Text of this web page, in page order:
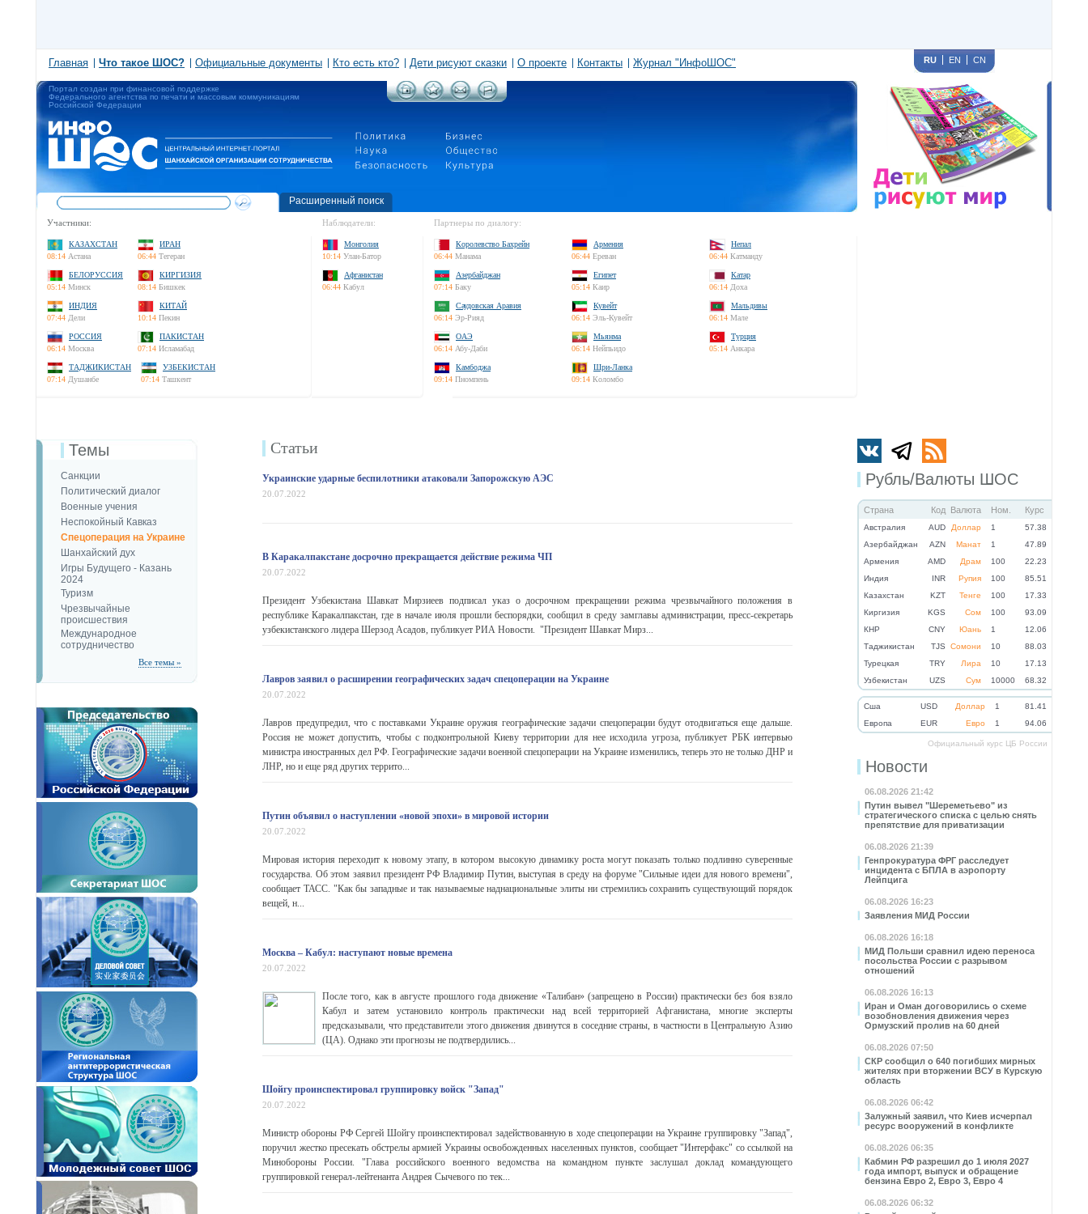
Главная Что такое ШОС? Официальные документы Кто есть кто? Дети рисуют сказки О проекте Контакты Журнал "ИнфоШОС" RU EN CN
Портал создан при финансовой поддержке
Федерального агентства по печати и массовым коммуникациям
Российской Федерации
Расширенный поиск
Участники:
КАЗАХСТАН
08:14 Астана
ИРАН
06:44 Тегеран
БЕЛОРУССИЯ
05:14 Минск
КИРГИЗИЯ
08:14 Бишкек
ИНДИЯ
07:44 Дели
КИТАЙ
10:14 Пекин
РОССИЯ
06:14 Москва
ПАКИСТАН
07:14 Исламабад
ТАДЖИКИСТАН
07:14 Душанбе
УЗБЕКИСТАН
07:14 Ташкент
Наблюдатели:
Монголия
10:14 Улан-Батор
Афганистан
06:44 Кабул
Партнеры по диалогу:
Королевство Бахрейн
06:44 Манама
Армения
06:44 Ереван
Непал
06:44 Катманду
Азербайджан
07:14 Баку
Египет
05:14 Каир
Катар
06:14 Доха
Саудовская Аравия
06:14 Эр-Рияд
Кувейт
06:14 Эль-Кувейт
Мальдивы
06:14 Мале
ОАЭ
06:14 Абу-Даби
Мьянма
06:14 Нейпьидо
Турция
05:14 Анкара
Камбоджа
09:14 Пномпень
Шри-Ланка
09:14 Коломбо
Рубль/Валюты ШОС
Страна Код Валюта Ном. Курс
Австралия AUD Доллар 1
57.38
Азербайджан
AZN Манат 1
47.89
Армения
AMD Драм 100
22.23
Индия
INR Рупия 100
85.51
Казахстан
KZT Тенге 100
17.33
Киргизия
KGS Сом 100
93.09
КНР
CNY Юань 1
12.06
Таджикистан
TJS Сомони 10
88.03
Турецкая
TRY Лира 10
17.13
Узбекистан
UZS Сум 10000 68.32
Cша USD Доллар 1
81.41
Eвропа
EUR Евро 1 94.06
Официальный курс ЦБ России
Новости
06.08.2026 21:42
Путин вывел "Шереметьево" из
стратегического списка с целью снять
препятствие для приватизации
06.08.2026 21:39
Генпрокуратура ФРГ расследует
инцидента с БПЛА в аэропорту
Лейпцига
06.08.2026 16:23
Заявления МИД России
06.08.2026 16:18
МИД Польши сравнил идею переноса
посольства России с разрывом
отношений
06.08.2026 16:13
Иран и Оман договорились о схеме
возобновления движения через
Ормузский пролив на 60 дней
06.08.2026 07:50
СКР сообщил о 640 погибших мирных
жителях при вторжении ВСУ в Курскую
область
06.08.2026 06:42
Залужный заявил, что Киев исчерпал
ресурс вооружений в конфликте
06.08.2026 06:35
Кабмин РФ разрешил до 1 июля 2027
года импорт, выпуск и обращение
бензина Евро 2, Евро 3, Евро 4
06.08.2026 06:32
Темы
Санкции
Политический диалог
Военные учения
Неспокойный Кавказ
Спецоперация на Украине
Шанхайский дух
Игры Будущего - Казань
2024
Туризм
Чрезвычайные
происшествия
Международное
сотрудничество
Все темы »
Статьи
Украинские ударные беспилотники атаковали Запорожскую АЭС
20.07.2022
В Каракалпакстане досрочно прекращается действие режима ЧП
20.07.2022
Президент Узбекистана Шавкат Мирзиеев подписал указ о досрочном прекращении режима чрезвычайного положения в
республике Каракалпакстан, где в начале июля прошли беспорядки, сообщил в среду замглавы администрации, пресс-секретарь
узбекистанского лидера Шерзод Асадов, публикует РИА Новости. "Президент Шавкат Мирз...
Лавров заявил о расширении географических задач спецоперации на Украине
20.07.2022
Лавров предупредил, что с поставками Украине оружия географические задачи спецоперации будут отодвигаться еще дальше.
Россия не может допустить, чтобы с подконтрольной Киеву территории для нее исходила угроза, публикует РБК интервью
министра иностранных дел РФ. Географические задачи военной спецоперации на Украине изменились, теперь это не только ДНР и
ЛНР, но и еще ряд других террито...
Путин объявил о наступлении «новой эпохи» в мировой истории
20.07.2022
Мировая история переходит к новому этапу, в котором высокую динамику роста могут показать только подлинно суверенные
государства. Об этом заявил президент РФ Владимир Путин, выступая в среду на форуме "Сильные идеи для нового времени",
сообщает ТАСС. "Как бы западные и так называемые наднациональные элиты ни стремились сохранить существующий порядок
вещей, н...
Москва – Кабул: наступают новые времена
20.07.2022
После того, как в августе прошлого года движение «Талибан» (запрещено в России) практически без боя взяло
Кабул и затем установило контроль практически над всей территорией Афганистана, многие эксперты
предсказывали, что представители этого движения двинутся в соседние страны, в частности в Центральную Азию
(ЦА). Однако эти прогнозы не подтвердились...
Шойгу проинспектировал группировку войск "Запад"
20.07.2022
Министр обороны РФ Сергей Шойгу проинспектировал задействованную в ходе спецоперации на Украине группировку "Запад",
поручил жестко пресекать обстрелы армией Украины освобожденных населенных пунктов, сообщает "Интерфакс" со ссылкой на
Минобороны России. "Глава российского военного ведомства на командном пункте заслушал доклад командующего
группировкой генерал-лейтенанта Андрея Сычевого по тек...